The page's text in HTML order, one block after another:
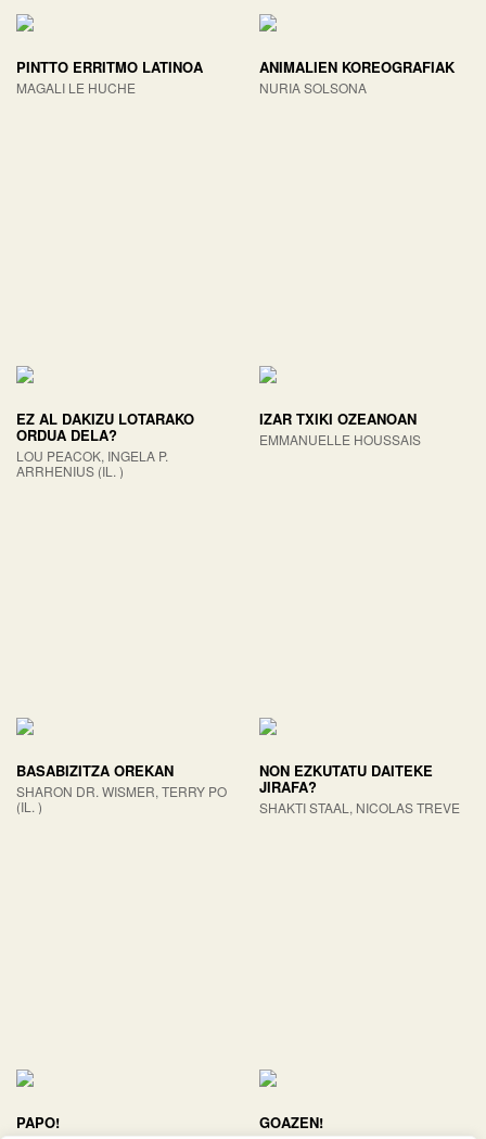
PINTTO ERRITMO LATINOA
MAGALI LE HUCHE
ANIMALIEN KOREOGRAFIAK
NURIA SOLSONA
EZ AL DAKIZU LOTARAKO
ORDUA DELA?
LOU PEACOK, INGELA P.
ARRHENIUS (IL. )
IZAR TXIKI OZEANOAN
EMMANUELLE HOUSSAIS
BASABIZITZA OREKAN
SHARON DR. WISMER, TERRY PO
(IL. )
NON EZKUTATU DAITEKE
JIRAFA?
SHAKTI STAAL, NICOLAS TREVE
PAPO! GOAZEN!